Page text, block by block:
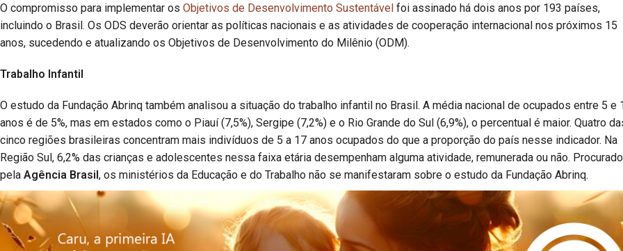
O compromisso para implementar os Objetivos de Desenvolvimento Sustentável foi assinado há dois anos por 193 países,
incluindo o Brasil. Os ODS deverão orientar as políticas nacionais e as atividades de cooperação internacional nos próximos 15
anos, sucedendo e atualizando os Objetivos de Desenvolvimento do Milênio (ODM).
Trabalho Infantil
O estudo da Fundação Abrinq também analisou a situação do trabalho infantil no Brasil. A média nacional de ocupados entre 5 e
anos é de 5%, mas em estados como o Piauí (7,5%), Sergipe (7,2%) e o Rio Grande do Sul (6,9%), o percentual é maior. Quatro
cinco regiões brasileiras concentram mais indivíduos de 5 a 17 anos ocupados do que a proporção do país nesse indicador. Na
Região Sul, 6,2% das crianças e adolescentes nessa faixa etária desempenham alguma atividade, remunerada ou não.
pela Agência Brasil, os ministérios da Educação e do Trabalho não se manifestaram sobre o estudo da Fundação Abrinq.